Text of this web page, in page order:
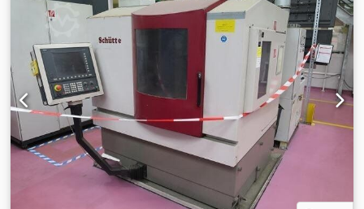
[graus] - Resolução angular: 0,0002 [graus] - Velocidade do
spindle: 12.000 [rpm] - Tipo de ferramenta: HSK-50E -
Potência do acionamento do spindle: 15 [kW] MANDRIL DE
PEÇAS - Faixa de rotação (eixo de rotação): [rpm] - Faixa de
rotação (eixo rotativo universal): [rpm] - Resolução angular:
0,0001 [graus] ALIMENTAÇÃO ELÉTRICA - Tensão de
alimentação: 400 [V] PESO E DIMENSÕES - Espaço
necessário: 1980 x 1750 [mm] - Altura da máquina: 1960
[mm] - Peso da máquina: 2800 [kg] ACESSÓRIOS -
Comando: SIEMENS SINUMERIK 840D - Sistema automático
de carga e descarga com 50 posições